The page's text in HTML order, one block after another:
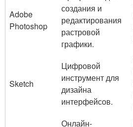
Adobe
Photoshop
создания и
редактирования
растровой
графики.
Sketch
Цифровой
инструмент для
дизайна
интерфейсов.
Онлайн-